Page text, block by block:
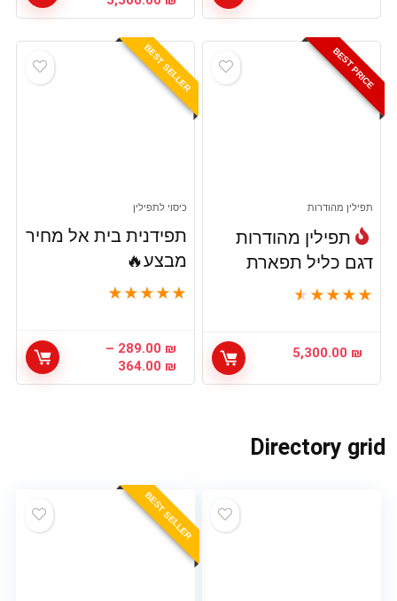
מחירים:
BEST PRICE
תפילין מהודרות
תפילין מהודרות
דגם כליל תפארת
★
★
★
★
★
5,300.00 ₪
BEST SELLER
כיסוי לתפילין
תפידנית בית אל מחיר
מבצע🔥
★
★
★
★
★
289.00 ₪
–
364.00 ₪
מחירים:
Directory grid
BEST SELLER